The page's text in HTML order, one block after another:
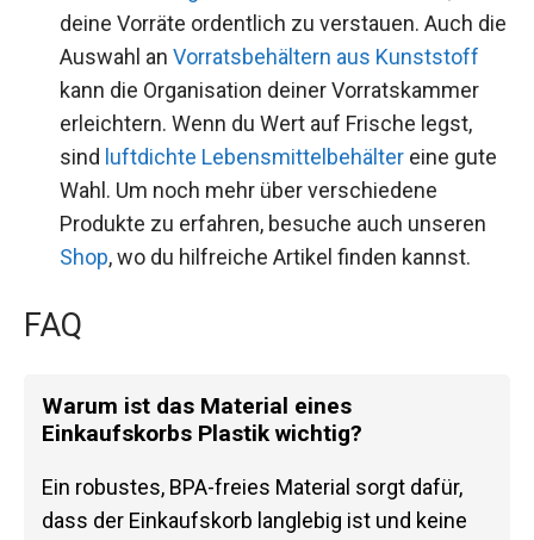
deine Vorräte ordentlich zu verstauen. Auch die
Auswahl an Vorratsbehältern aus Kunststoff
kann die Organisation deiner Vorratskammer
erleichtern. Wenn du Wert auf Frische legst,
sind luftdichte Lebensmittelbehälter eine gute
Wahl. Um noch mehr über verschiedene
Produkte zu erfahren, besuche auch unseren
Shop, wo du hilfreiche Artikel finden kannst.
FAQ
Warum ist das Material eines
Einkaufskorbs Plastik wichtig?
Ein robustes, BPA-freies Material sorgt dafür,
dass der Einkaufskorb langlebig ist und keine